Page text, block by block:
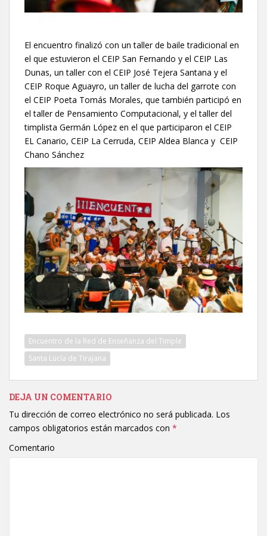
El encuentro finalizó con un taller de baile tradicional en
el que estuvieron el CEIP San Fernando y el CEIP Las
Dunas, un taller con el CEIP José Tejera Santana y el
CEIP Roque Aguayro, un taller de lucha del garrote con
el CEIP Poeta Tomás Morales, que también participó en
el taller de Pensamiento Computacional, y el taller del
timplista Germán López en el que participaron el CEIP
EL Canario, CEIP La Cerruda, CEIP Aldea Blanca y CEIP
Chano Sánchez
Encuentro de la Red de Enseñanza del Timple
Santa Lucía de Tirajana
DEJA UN COMENTARIO
Tu dirección de correo electrónico no será publicada. Los
campos obligatorios están marcados con *
Comentario